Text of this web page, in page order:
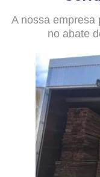
A nossa empresa
no abate